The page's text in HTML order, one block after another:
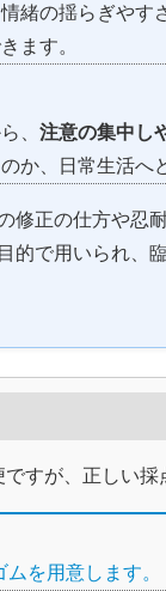
緒の揺らぎやす
ます。
、 注意の集中し
か、日常生活へ
修正の仕方や忍
的で用いられ、
すが、正しい
を用意します。